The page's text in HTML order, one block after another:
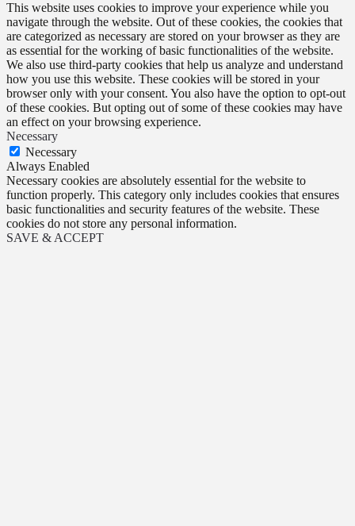
This website uses cookies to improve your experience while you
navigate through the website. Out of these cookies, the cookies that
are categorized as necessary are stored on your browser as they are
as essential for the working of basic functionalities of the website.
We also use third-party cookies that help us analyze and understand
how you use this website. These cookies will be stored in your
browser only with your consent. You also have the option to opt-out
of these cookies. But opting out of some of these cookies may have
an effect on your browsing experience.
Necessary
Necessary
Always Enabled
Necessary cookies are absolutely essential for the website to
function properly. This category only includes cookies that ensures
basic functionalities and security features of the website. These
cookies do not store any personal information.
SAVE & ACCEPT